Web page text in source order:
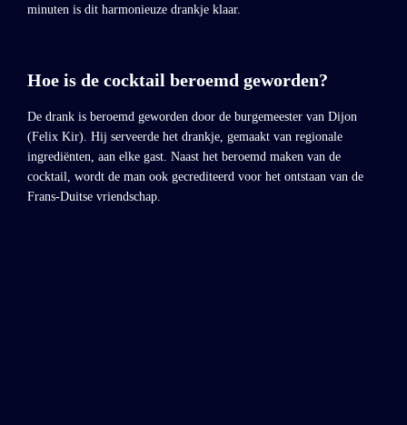
minuten is dit harmonieuze drankje klaar.
Hoe is de cocktail beroemd geworden?
De drank is beroemd geworden door de burgemeester van Dijon
(Felix Kir). Hij serveerde het drankje, gemaakt van regionale
ingrediënten, aan elke gast. Naast het beroemd maken van de
cocktail, wordt de man ook gecrediteerd voor het ontstaan van de
Frans-Duitse vriendschap.